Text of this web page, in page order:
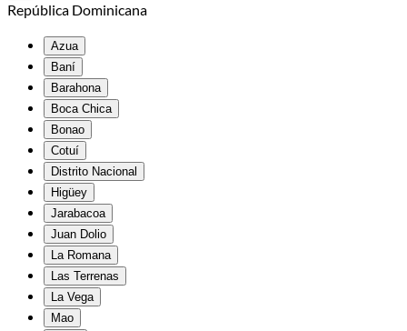
República Dominicana
Azua
Baní
Barahona
Boca Chica
Bonao
Cotuí
Distrito Nacional
Higüey
Jarabacoa
Juan Dolio
La Romana
Las Terrenas
La Vega
Mao